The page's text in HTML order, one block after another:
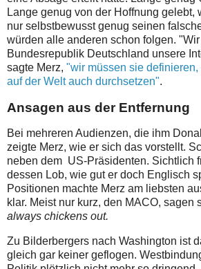
Lange genug von der Hoffnung gelebt,
nur selbstbewusst genug seinen
würden alle anderen schon folgen.
Bundesrepublik Deutschland unsere
sagte Merz, "wir müssen sie
auf der Welt auch durchsetzen".
Ansagen aus der Entfernung
Bei mehreren Audienzen, die ihm
zeigte Merz, wie er sich das vorstellt.
neben dem US-Präsidenten. Sichtlich
dessen Lob, wie gut er doch Englisch
Positionen machte Merz am liebsten
klar. Meist nur kurz, den MACO, sagen
always chickens out.
Zu Bilderbergers nach Washington ist
gleich gar keiner geflogen.